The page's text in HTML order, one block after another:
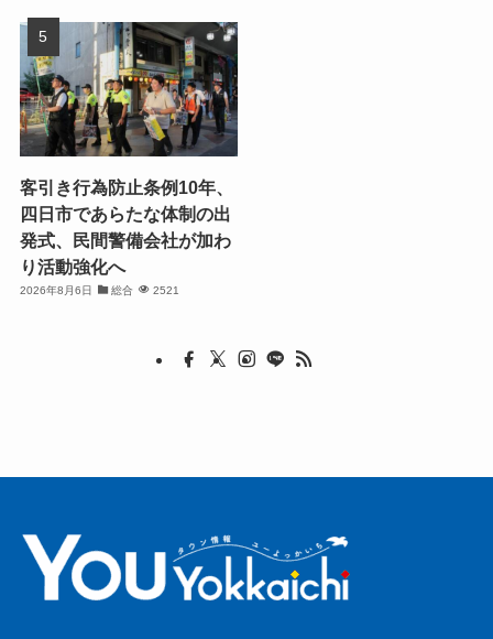
客引き行為防止条例10年、
四日市であらたな体制の出
発式、民間警備会社が加わ
り活動強化へ
2026年8月6日 総合 2521